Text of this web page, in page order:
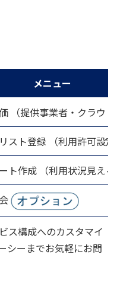
メニュー
（提供事業者・クラウド
スト登録 （利用許可設定
ト作成 （利用状況見える
ス構成へのカスタマイ
シーまでお気軽にお問